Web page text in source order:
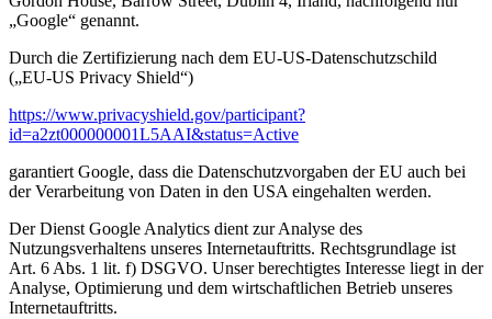
„Google“ genannt.
Durch die Zertifizierung nach dem EU-US-Datenschutzschild
(„EU-US Privacy Shield“)
https://www.privacyshield.gov/participant?
id=a2zt000000001L5AAI&status=Active
garantiert Google, dass die Datenschutzvorgaben der EU auch bei
der Verarbeitung von Daten in den USA eingehalten werden.
Der Dienst Google Analytics dient zur Analyse des
Nutzungsverhaltens unseres Internetauftritts. Rechtsgrundlage ist
Art. 6 Abs. 1 lit. f) DSGVO. Unser berechtigtes Interesse liegt in der
Analyse, Optimierung und dem wirtschaftlichen Betrieb unseres
Internetauftritts.